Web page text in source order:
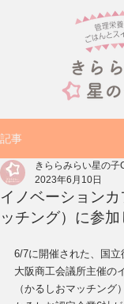
記事
イノベーション
ッチング）に参加
きららみらい星の子
2023年6月10日
6/7に開催された、国
大阪商工会議所主催の
（かるしおマッチング